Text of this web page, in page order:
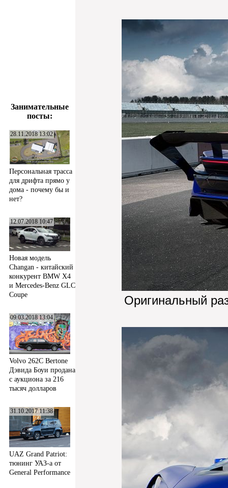
Занимательные
посты:
28.11.2018 13:02
Персональная трасса
для дрифта прямо у
дома - почему бы и
нет?
12.07.2018 10:47
Новая модель
Changan - китайский
конкурент BMW X4
и Mercedes-Benz GLC
Coupe
09.03.2018 13:04
Volvo 262C Bertone
Дэвида Боуи продана
с аукциона за 216
тысяч долларов
31.10.2017 11:38
UAZ Grand Patriot:
тюнинг УАЗ-а от
General Performance
Оригинальный